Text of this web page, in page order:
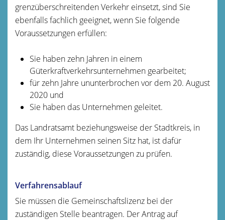
grenzüberschreitenden Verkehr einsetzt, sind Sie
ebenfalls fachlich geeignet, wenn Sie folgende
Voraussetzungen erfüllen:
Sie haben zehn Jahren in einem
Güterkraftverkehrsunternehmen gearbeitet;
für zehn Jahre ununterbrochen vor dem 20. August
2020 und
Sie haben das Unternehmen geleitet.
Das Landratsamt beziehungsweise der Stadtkreis, in
dem Ihr Unternehmen seinen Sitz hat, ist dafür
zuständig, diese Voraussetzungen zu prüfen.
Verfahrensablauf
Sie müssen die Gemeinschaftslizenz bei der
zuständigen Stelle beantragen. Der Antrag auf